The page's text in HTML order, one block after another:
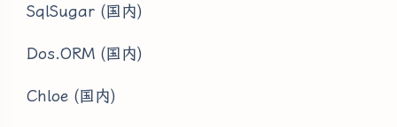
SqlSugar (国内)
Dos.ORM (国内)
Chloe (国内)